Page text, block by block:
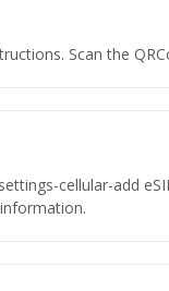
Scan the
cellular-add